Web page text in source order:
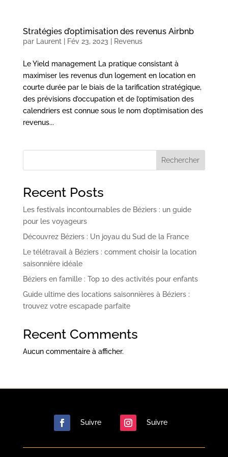
Stratégies d’optimisation des revenus Airbnb
par Laurent| Fév 23, 2023 Revenus
Le Yield management La pratique consistant à
maximiser les revenus d’un logement en location en
courte durée par le biais de la tarification stratégique,
des prévisions d’occupation et de l’optimisation des
calendriers est connue sous le nom d’optimisation des
revenus...
Rechercher
Recent Posts
Les festivals incontournables de Béziers : un guide
pour les voyageurs
Découvrez Béziers : Un joyau du Sud de la France
Le télétravail à Béziers : comment choisir la location
saisonnière idéale
Béziers en famille : Top 10 des activités pour enfants
Guide ultime des locations saisonnières à Béziers :
trouvez votre escapade parfaite
Recent Comments
Aucun commentaire à afficher.
Suivre Suivre